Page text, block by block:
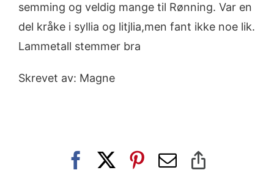
semming og veldig mange til Rønning. Var en
del kråke i syllia og litjlia,men fant ikke noe lik.
Lammetall stemmer bra
Skrevet av: Magne
Facebook Pinterest
E-